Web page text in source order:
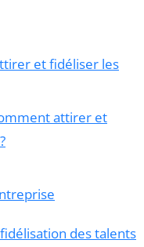
et fidéliser les
attirer et
des talents